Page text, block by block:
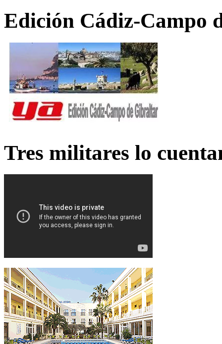
Edición Cádiz-Campo
Tres militares lo